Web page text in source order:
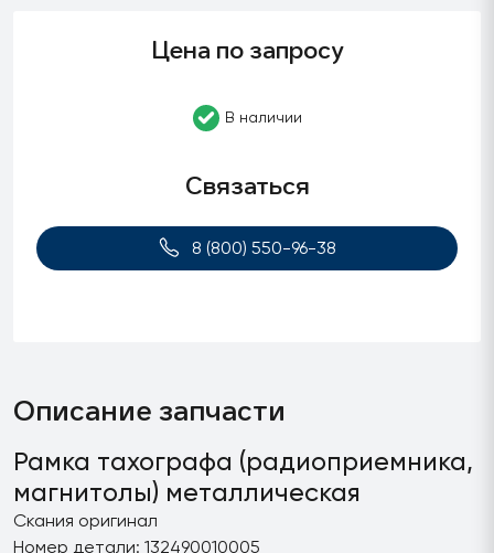
Цена по запросу
В наличии
Связаться
8 (800) 550-96-38
Описание запчасти
Рамка тахографа (радиоприемника,
магнитолы) металлическая
Скания оригинал
Номер детали: 132490010005